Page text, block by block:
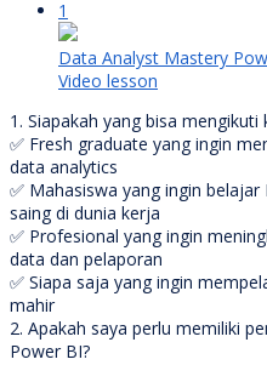
1
Data Analyst Mastery
Video lesson
1. Siapakah yang bisa mengikuti
✅ Fresh graduate yang ingin
data analytics
✅ Mahasiswa yang ingin
saing di dunia kerja
✅ Profesional yang ingin
data dan pelaporan
✅ Siapa saja yang ingin
mahir
2. Apakah saya perlu memiliki
Power BI?